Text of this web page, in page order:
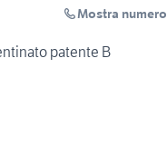
Mostra numero
patente B